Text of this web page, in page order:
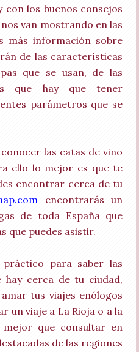
con los buenos consejos
van mostrando en las
más información sobre
de las características
que se usan, de las
que hay que tener
parámetros que se
las catas de vino
ello lo mejor es que te
encontrar cerca de tu
encontrarás un
de toda España que
que puedes asistir.
para saber las
hay cerca de tu ciudad,
tus viajes enólogos
un viaje a La Rioja o a la
mejor que consultar en
de las regiones